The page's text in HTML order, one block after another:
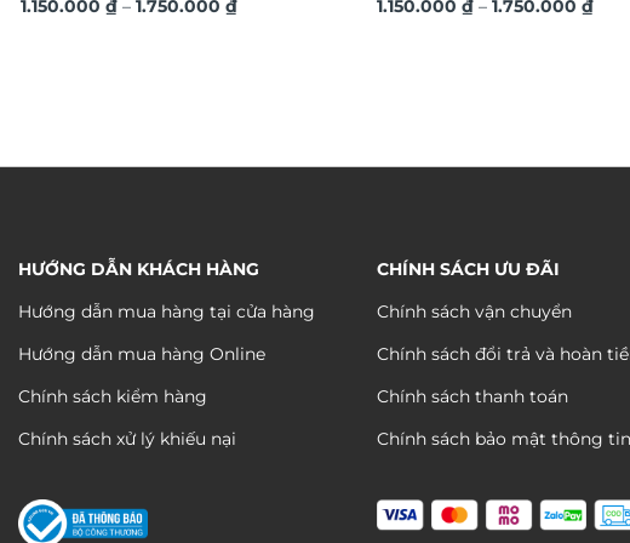
hứng trang trí văn phòng DL248
1.150.000₫ – 1.750.000₫Khoảng
hứng trang trí văn phòng
1.150.000 ₫ – 1.750.000 ₫
HƯỚNG DẪN KHÁCH HÀNG
Hướng dẫn mua hàng tại cửa hàng
Hướng dẫn mua hàng Online
Chính sách kiểm hàng
Chính sách xử lý khiếu nại
CHÍNH SÁCH ƯU ĐÃI
Chính sách vận chuyển
Chính sách đổi trả và hoàn
Chính sách thanh toán
Chính sách bảo mật thông tin